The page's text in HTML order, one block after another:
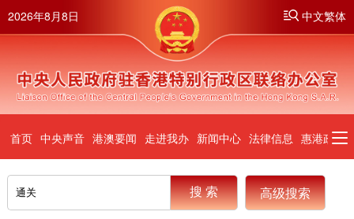
2026年8月8日 中文繁体
首页 中央声音 港澳要闻 走进我办 新闻中心 法律信息 惠港政策
高级搜索